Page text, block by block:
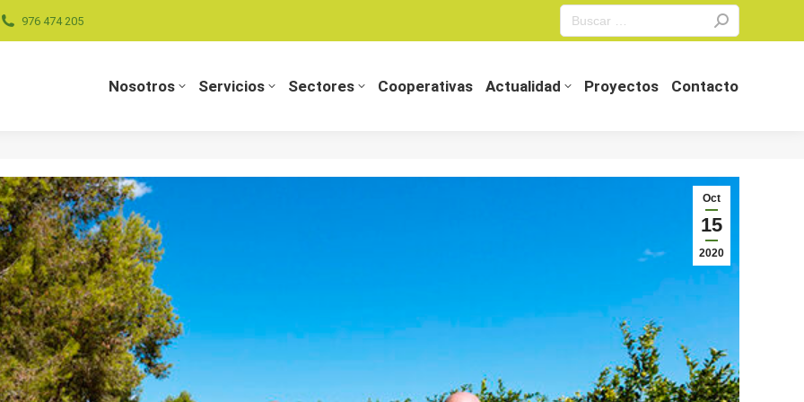
976 474 205
Search:
Nosotros Servicios Sectores Cooperativas Actualidad Proyectos Contacto
Oct
15
2020
Actualidad Proyectos Contacto